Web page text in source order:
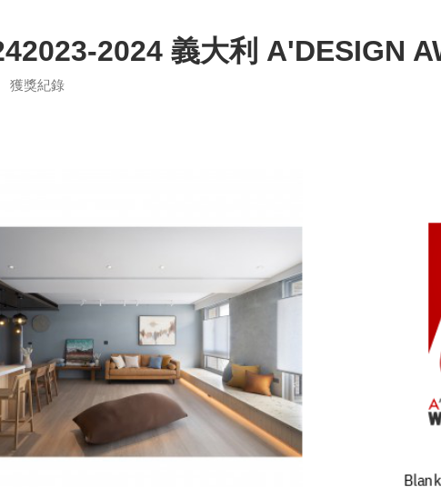
2024 義大利 A'DESIGN
獲獎紀錄